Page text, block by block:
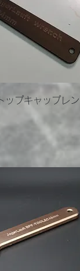
ックビュー
ップキャップレン